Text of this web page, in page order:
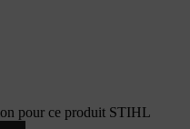
pour ce produit STIHL